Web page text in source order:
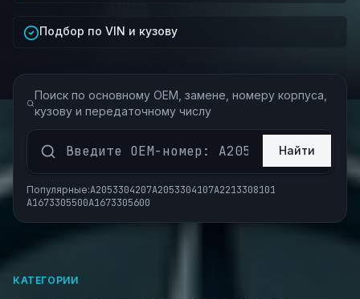
Подбор по VIN и кузову
Поиск по основному OEM, замене, номеру корпуса,
кузову и передаточному числу
Найти
Популярные:A2053304207A2053304107A2213308101
A1673305500A1673305600
КАТЕГОРИИ